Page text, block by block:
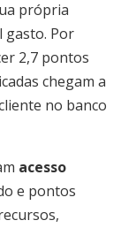
própria
gasto. Por
2,7 pontos
chegam a
no banco
acesso
e pontos